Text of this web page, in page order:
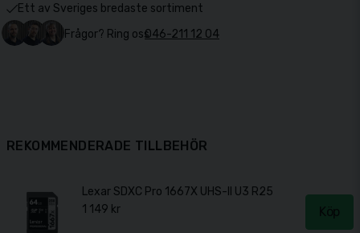
Ett av Sveriges bredaste sortiment
Frågor? Ring oss046-211 12 04
REKOMMENDERADE TILLBEHÖR
Lexar SDXC Pro 1667X UHS-II U3 R250/W120 (V60)
1 149 kr
Köp